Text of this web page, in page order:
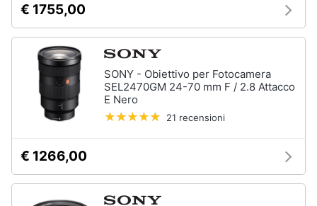
infanzia
Fotografia
Casalinghi
Abbigliamento
Sport
Animali
€ 1755,00
SONY - Obiettivo per Fotocamera
SEL2470GM 24-70 mm F / 2.8 Attacco
E Nero
21 recensioni
€ 1266,00